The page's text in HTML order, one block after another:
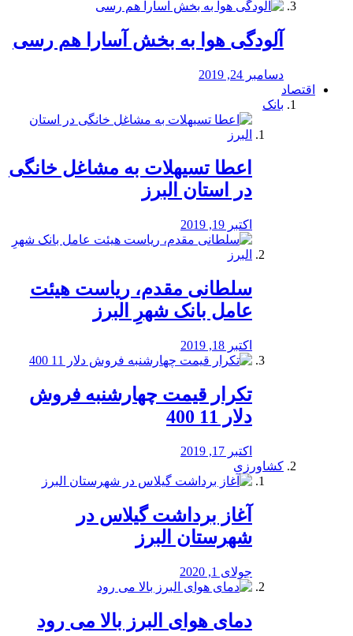
آلودگی هوا به بخش آسارا هم رسی
دسامبر 24, 2019
اقتصاد
بانک
️اعطا تسیهلات به مشاغل خانگی
در استان البرز
اکتبر 19, 2019
سلطانی مقدم، ریاست هیئت
عامل بانک شهرِ البرز
اکتبر 18, 2019
تکرار قیمت چهارشنبه فروش
دلار 11 400
اکتبر 17, 2019
کشاورزی
آغاز برداشت گیلاس در
شهرستان البرز
جولای 1, 2020
دمای هوای البرز بالا می رود